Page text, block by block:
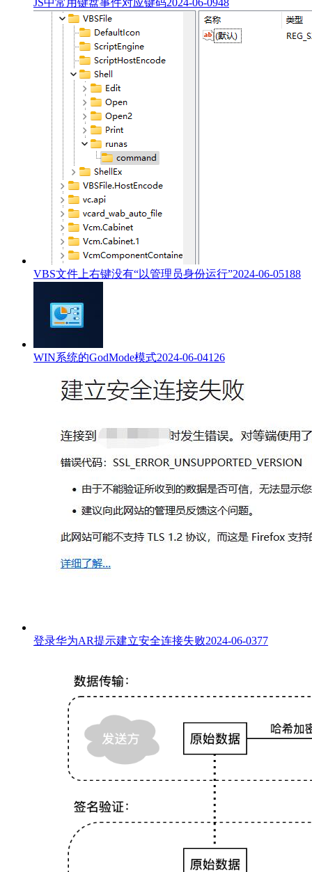
VBS文件上右键没有“以管理员身份运行”2024-06-05188
WIN系统的GodMode模式2024-06-04126
登录华为AR提示建立安全连接失败2024-06-0377